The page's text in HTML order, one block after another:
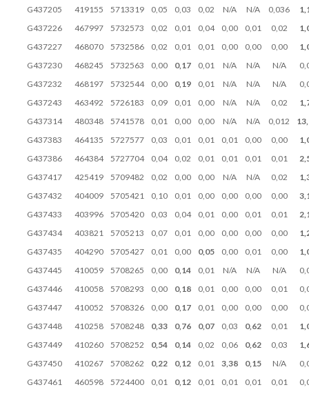
G437205
419155 5713319 0,05 0,03 0,02 N/A N/A 0,036
G437226
467997 5732573 0,02 0,01 0,04 0,00 0,01 0,02
G437227
468070 5732586 0,02 0,01 0,01 0,00 0,00 0,00
G437230
468245 5732563 0,00 0,17 0,01 N/A N/A N/A
G437232
468197 5732544 0,00 0,19 0,01 N/A N/A N/A
G437243
463492 5726183 0,09 0,01 0,00 N/A N/A 0,02
G437314
480348 5741578 0,01 0,00 0,00 N/A N/A 0,012
G437383
464135 5727577 0,03 0,01 0,01 0,01 0,00 0,00
G437386
464384 5727704 0,04 0,02 0,01 0,01 0,01 0,01
G437417
425419 5709482 0,02 0,00 0,00 N/A N/A 0,02
G437432
404009 5705421 0,10 0,01 0,00 0,00 0,00 0,00
G437433
403996 5705420 0,03 0,04 0,01 0,00 0,01 0,01
G437434
403821 5705213 0,07 0,01 0,00 0,00 0,00 0,00
G437435
404290 5705427 0,01 0,00 0,05 0,00 0,01 0,00
G437445
410059 5708265 0,00 0,14 0,01 N/A N/A N/A
G437446
410058 5708293 0,00 0,18 0,01 0,00 0,00 0,01
G437447
410052 5708326 0,00 0,17 0,01 0,00 0,00 0,00
G437448
410258 5708248 0,33 0,76 0,07 0,03 0,62 0,01
G437449
410260 5708252 0,54 0,14 0,02 0,06 0,62 0,03
G437450
410267 5708262 0,22 0,12 0,01 3,38 0,15 N/A
G437461
460598 5724400 0,01 0,12 0,01 0,01 0,01 0,01